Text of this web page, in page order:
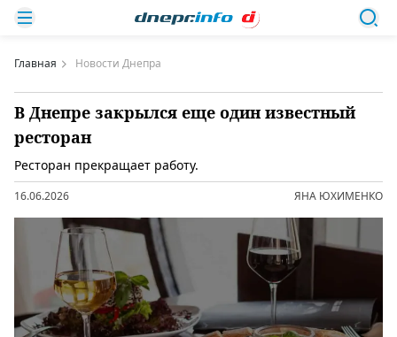
Главная Новости Днепра
В Днепре закрылся еще один известный
ресторан
Ресторан прекращает работу.
16.06.2026 ЯНА ЮХИМЕНКО